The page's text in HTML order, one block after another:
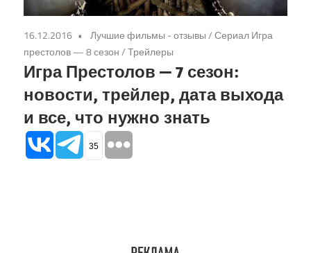
16.12.2016 Лучшие фильмы - отзывы/Сериал Игра
престолов — 8 сезон/Трейлеры
Игра Престолов — 7 сезон:
новости, трейлер, дата выхода
и все, что нужно знать
35